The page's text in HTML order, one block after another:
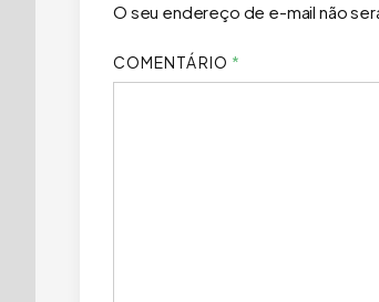
O seu endereço de e-mail não
COMENTÁRIO *